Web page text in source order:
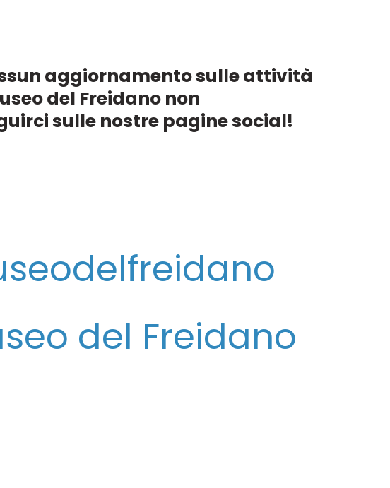
aggiornamento sulle attività
del Freidano non
sulle nostre pagine social!
del Freidano